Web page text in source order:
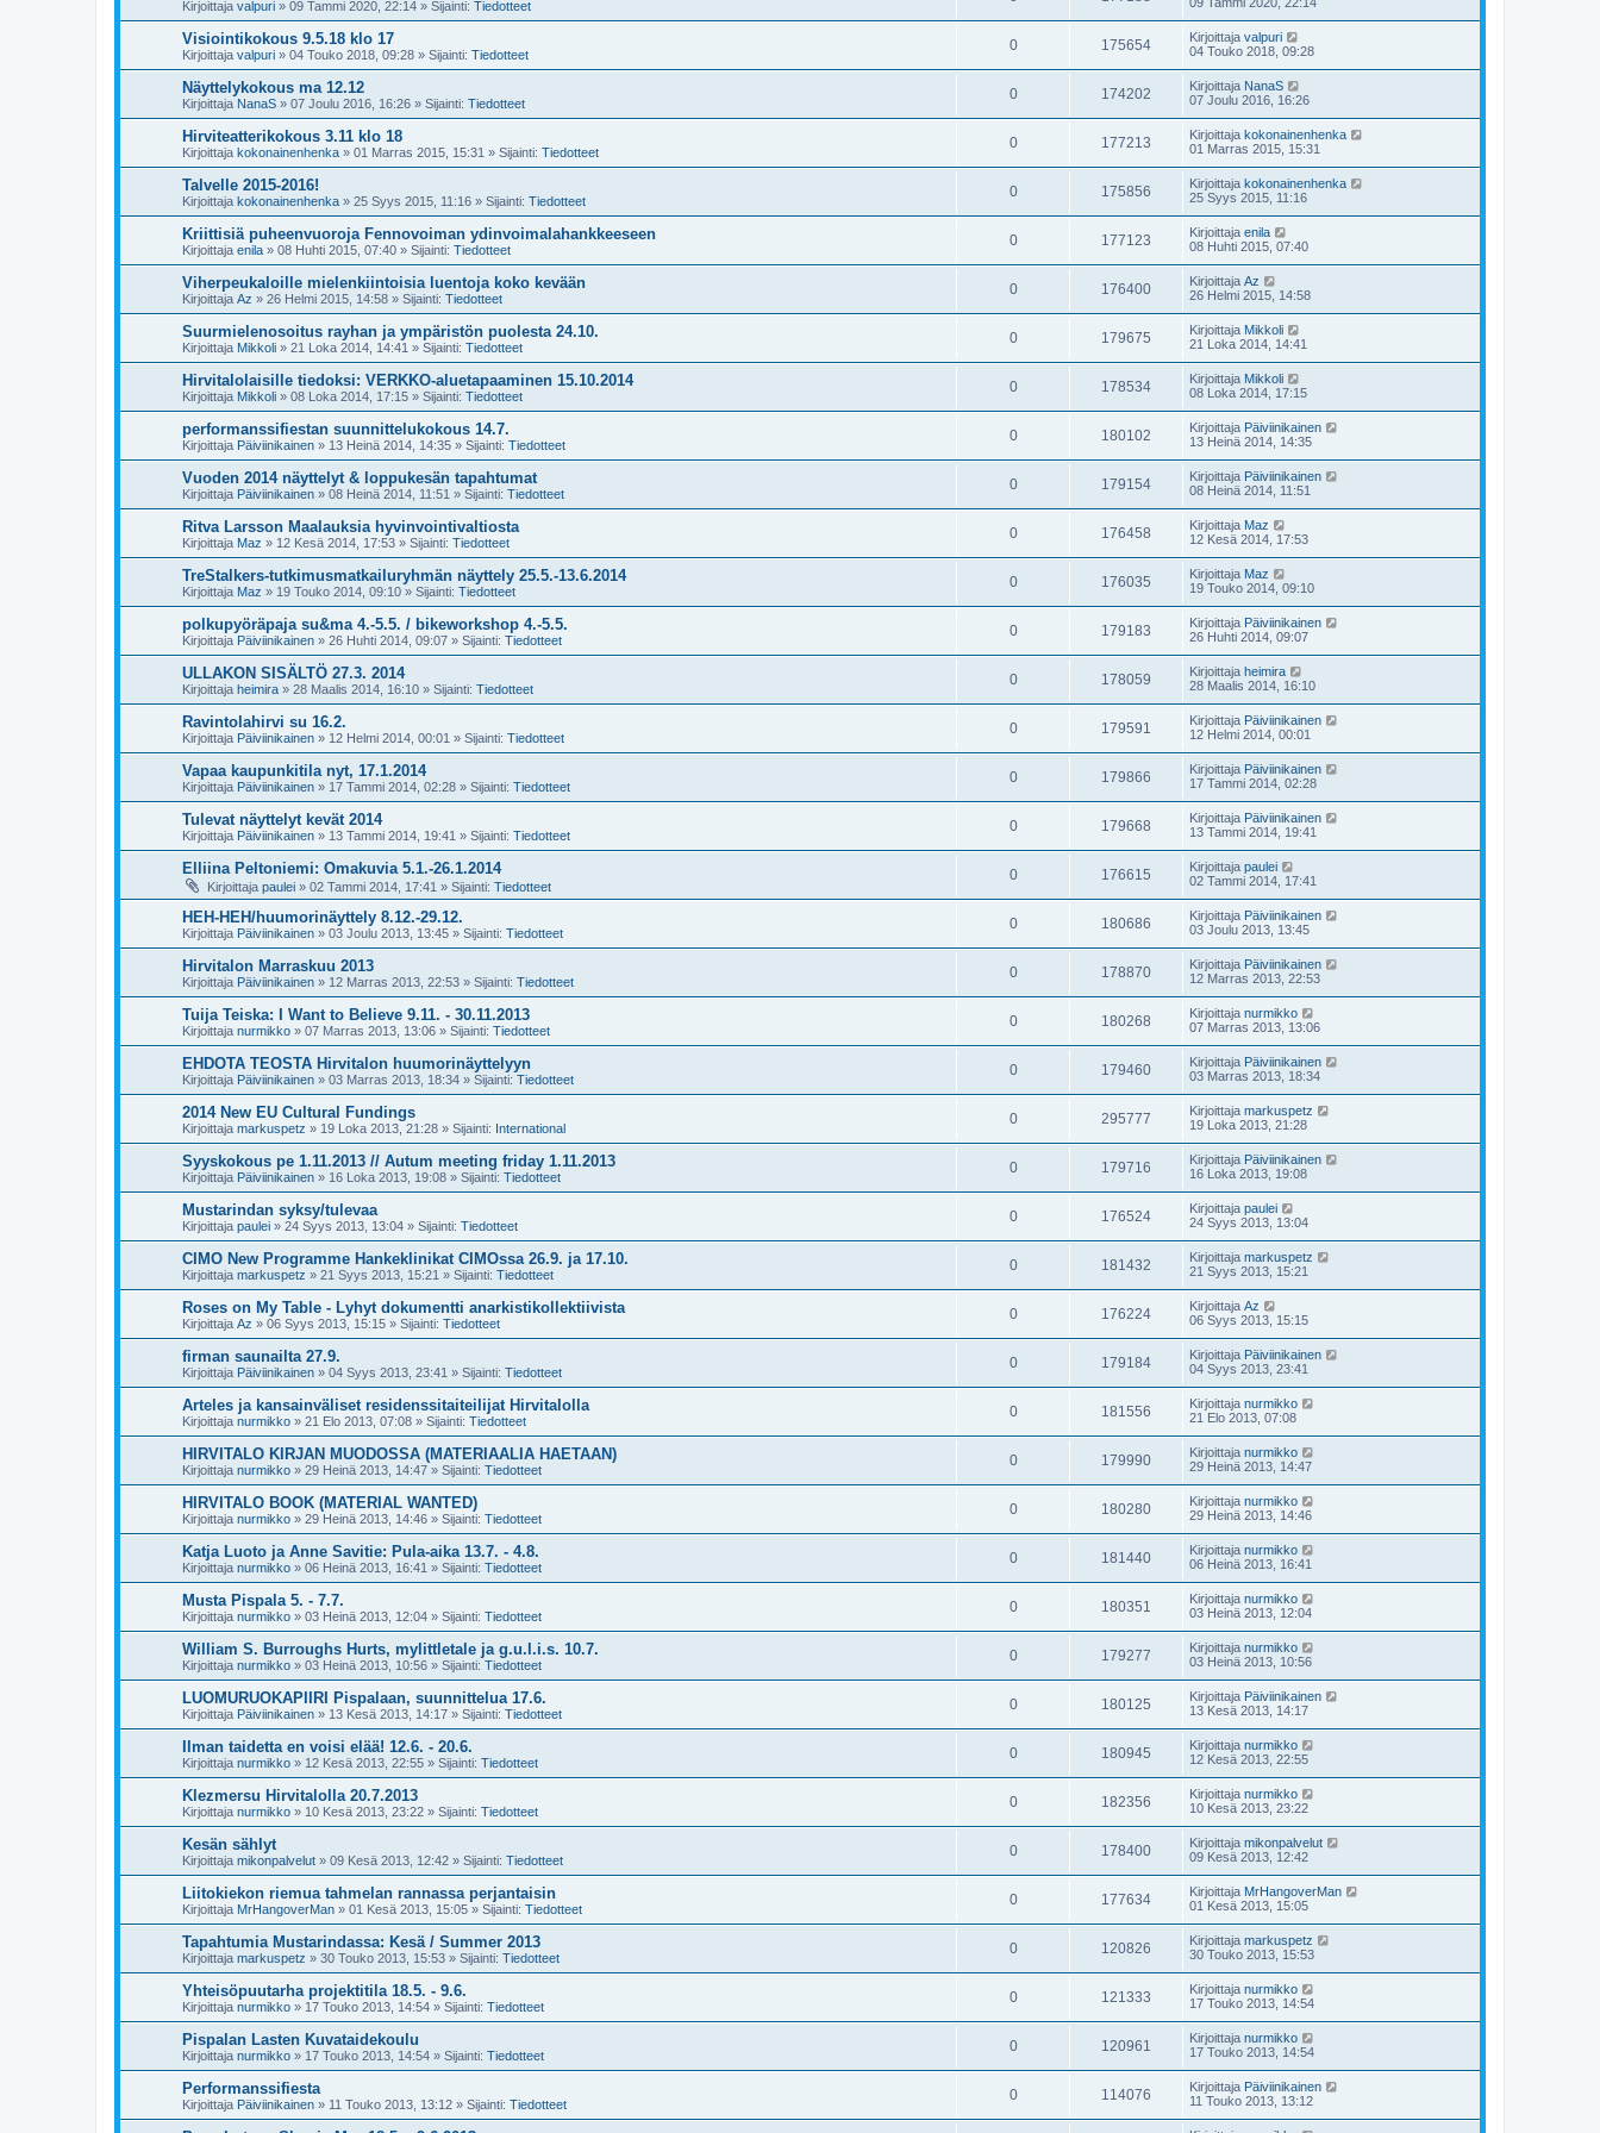
Kirjoittaja valpuri » 09 Tammi 2020, 22:14 » Sijainti: Tiedotteet
Visiointikokous 9.5.18 klo 17
Kirjoittaja valpuri » 04 Touko 2018, 09:28 » Sijainti: Tiedotteet
0 175654 Kirjoittaja valpuri
04 Touko 2018, 09:28
Näyttelykokous ma 12.12
Kirjoittaja NanaS » 07 Joulu 2016, 16:26 » Sijainti: Tiedotteet
0 174202 Kirjoittaja NanaS
07 Joulu 2016, 16:26
Hirviteatterikokous 3.11 klo 18
Kirjoittaja kokonainenhenka » 01 Marras 2015, 15:31 » Sijainti: Tiedotteet
0 177213 Kirjoittaja kokonainenhenka
01 Marras 2015, 15:31
Talvelle 2015-2016!
Kirjoittaja kokonainenhenka » 25 Syys 2015, 11:16 » Sijainti: Tiedotteet
0 175856 Kirjoittaja kokonainenhenka
25 Syys 2015, 11:16
Kriittisiä puheenvuoroja Fennovoiman ydinvoimalahankkeeseen
Kirjoittaja enila » 08 Huhti 2015, 07:40 » Sijainti: Tiedotteet
0 177123 Kirjoittaja enila
08 Huhti 2015, 07:40
Viherpeukaloille mielenkiintoisia luentoja koko kevään
Kirjoittaja Az » 26 Helmi 2015, 14:58 » Sijainti: Tiedotteet
0 176400 Kirjoittaja Az
26 Helmi 2015, 14:58
Suurmielenosoitus rayhan ja ympäristön puolesta 24.10.
Kirjoittaja Mikkoli » 21 Loka 2014, 14:41 » Sijainti: Tiedotteet
0 179675 Kirjoittaja Mikkoli
21 Loka 2014, 14:41
Hirvitalolaisille tiedoksi: VERKKO-aluetapaaminen 15.10.2014
Kirjoittaja Mikkoli » 08 Loka 2014, 17:15 » Sijainti: Tiedotteet
0 178534 Kirjoittaja Mikkoli
08 Loka 2014, 17:15
performanssifiestan suunnittelukokous 14.7.
Kirjoittaja Päiviinikainen » 13 Heinä 2014, 14:35 » Sijainti: Tiedotteet
0 180102 Kirjoittaja Päiviinikainen
13 Heinä 2014, 14:35
Vuoden 2014 näyttelyt & loppukesän tapahtumat
Kirjoittaja Päiviinikainen » 08 Heinä 2014, 11:51 » Sijainti: Tiedotteet
0 179154 Kirjoittaja Päiviinikainen
08 Heinä 2014, 11:51
Ritva Larsson Maalauksia hyvinvointivaltiosta
Kirjoittaja Maz » 12 Kesä 2014, 17:53 » Sijainti: Tiedotteet
0 176458 Kirjoittaja Maz
12 Kesä 2014, 17:53
TreStalkers-tutkimusmatkailuryhmän näyttely 25.5.-13.6.2014
Kirjoittaja Maz » 19 Touko 2014, 09:10 » Sijainti: Tiedotteet
0 176035 Kirjoittaja Maz
19 Touko 2014, 09:10
polkupyöräpaja su&ma 4.-5.5. / bikeworkshop 4.-5.5.
Kirjoittaja Päiviinikainen » 26 Huhti 2014, 09:07 » Sijainti: Tiedotteet
0 179183 Kirjoittaja Päiviinikainen
26 Huhti 2014, 09:07
ULLAKON SISÄLTÖ 27.3. 2014
Kirjoittaja heimira » 28 Maalis 2014, 16:10 » Sijainti: Tiedotteet
0 178059 Kirjoittaja heimira
28 Maalis 2014, 16:10
Ravintolahirvi su 16.2.
Kirjoittaja Päiviinikainen » 12 Helmi 2014, 00:01 » Sijainti: Tiedotteet
0 179591 Kirjoittaja Päiviinikainen
12 Helmi 2014, 00:01
Vapaa kaupunkitila nyt, 17.1.2014
Kirjoittaja Päiviinikainen » 17 Tammi 2014, 02:28 » Sijainti: Tiedotteet
0 179866 Kirjoittaja Päiviinikainen
17 Tammi 2014, 02:28
Tulevat näyttelyt kevät 2014
Kirjoittaja Päiviinikainen » 13 Tammi 2014, 19:41 » Sijainti: Tiedotteet
0 179668 Kirjoittaja Päiviinikainen
13 Tammi 2014, 19:41
Elliina Peltoniemi: Omakuvia 5.1.-26.1.2014
Kirjoittaja paulei » 02 Tammi 2014, 17:41 » Sijainti: Tiedotteet
0 176615 Kirjoittaja paulei
02 Tammi 2014, 17:41
HEH-HEH/huumorinäyttely 8.12.-29.12.
Kirjoittaja Päiviinikainen » 03 Joulu 2013, 13:45 » Sijainti: Tiedotteet
0 180686 Kirjoittaja Päiviinikainen
03 Joulu 2013, 13:45
Hirvitalon Marraskuu 2013
Kirjoittaja Päiviinikainen » 12 Marras 2013, 22:53 » Sijainti: Tiedotteet
0 178870 Kirjoittaja Päiviinikainen
12 Marras 2013, 22:53
Tuija Teiska: I Want to Believe 9.11. - 30.11.2013
Kirjoittaja nurmikko » 07 Marras 2013, 13:06 » Sijainti: Tiedotteet
0 180268 Kirjoittaja nurmikko
07 Marras 2013, 13:06
EHDOTA TEOSTA Hirvitalon huumorinäyttelyyn
Kirjoittaja Päiviinikainen » 03 Marras 2013, 18:34 » Sijainti: Tiedotteet
0 179460 Kirjoittaja Päiviinikainen
03 Marras 2013, 18:34
2014 New EU Cultural Fundings
Kirjoittaja markuspetz » 19 Loka 2013, 21:28 » Sijainti: International
0 295777 Kirjoittaja markuspetz
19 Loka 2013, 21:28
Syyskokous pe 1.11.2013 // Autum meeting friday 1.11.2013
Kirjoittaja Päiviinikainen » 16 Loka 2013, 19:08 » Sijainti: Tiedotteet
0 179716 Kirjoittaja Päiviinikainen
16 Loka 2013, 19:08
Mustarindan syksy/tulevaa
Kirjoittaja paulei » 24 Syys 2013, 13:04 » Sijainti: Tiedotteet
0 176524 Kirjoittaja paulei
24 Syys 2013, 13:04
CIMO New Programme Hankeklinikat CIMOssa 26.9. ja 17.10.
Kirjoittaja markuspetz » 21 Syys 2013, 15:21 » Sijainti: Tiedotteet
0 181432 Kirjoittaja markuspetz
21 Syys 2013, 15:21
Roses on My Table - Lyhyt dokumentti anarkistikollektiivista
Kirjoittaja Az » 06 Syys 2013, 15:15 » Sijainti: Tiedotteet
0 176224 Kirjoittaja Az
06 Syys 2013, 15:15
firman saunailta 27.9.
Kirjoittaja Päiviinikainen » 04 Syys 2013, 23:41 » Sijainti: Tiedotteet
0 179184 Kirjoittaja Päiviinikainen
04 Syys 2013, 23:41
Arteles ja kansainväliset residenssitaiteilijat Hirvitalolla
Kirjoittaja nurmikko » 21 Elo 2013, 07:08 » Sijainti: Tiedotteet
0 181556 Kirjoittaja nurmikko
21 Elo 2013, 07:08
HIRVITALO KIRJAN MUODOSSA (MATERIAALIA HAETAAN)
Kirjoittaja nurmikko » 29 Heinä 2013, 14:47 » Sijainti: Tiedotteet
0 179990 Kirjoittaja nurmikko
29 Heinä 2013, 14:47
HIRVITALO BOOK (MATERIAL WANTED)
Kirjoittaja nurmikko » 29 Heinä 2013, 14:46 » Sijainti: Tiedotteet
0 180280 Kirjoittaja nurmikko
29 Heinä 2013, 14:46
Katja Luoto ja Anne Savitie: Pula-aika 13.7. - 4.8.
Kirjoittaja nurmikko » 06 Heinä 2013, 16:41 » Sijainti: Tiedotteet
0 181440 Kirjoittaja nurmikko
06 Heinä 2013, 16:41
Musta Pispala 5. - 7.7.
Kirjoittaja nurmikko » 03 Heinä 2013, 12:04 » Sijainti: Tiedotteet
0 180351 Kirjoittaja nurmikko
03 Heinä 2013, 12:04
William S. Burroughs Hurts, mylittletale ja g.u.l.i.s. 10.7.
Kirjoittaja nurmikko » 03 Heinä 2013, 10:56 » Sijainti: Tiedotteet
0 179277 Kirjoittaja nurmikko
03 Heinä 2013, 10:56
LUOMURUOKAPIIRI Pispalaan, suunnittelua 17.6.
Kirjoittaja Päiviinikainen » 13 Kesä 2013, 14:17 » Sijainti: Tiedotteet
0 180125 Kirjoittaja Päiviinikainen
13 Kesä 2013, 14:17
Ilman taidetta en voisi elää! 12.6. - 20.6.
Kirjoittaja nurmikko » 12 Kesä 2013, 22:55 » Sijainti: Tiedotteet
0 180945 Kirjoittaja nurmikko
12 Kesä 2013, 22:55
Klezmersu Hirvitalolla 20.7.2013
Kirjoittaja nurmikko » 10 Kesä 2013, 23:22 » Sijainti: Tiedotteet
0 182356 Kirjoittaja nurmikko
10 Kesä 2013, 23:22
Kesän sählyt
Kirjoittaja mikonpalvelut » 09 Kesä 2013, 12:42 » Sijainti: Tiedotteet
0 178400 Kirjoittaja mikonpalvelut
09 Kesä 2013, 12:42
Liitokiekon riemua tahmelan rannassa perjantaisin
Kirjoittaja MrHangoverMan » 01 Kesä 2013, 15:05 » Sijainti: Tiedotteet
0 177634 Kirjoittaja MrHangoverMan
01 Kesä 2013, 15:05
Tapahtumia Mustarindassa: Kesä / Summer 2013
Kirjoittaja markuspetz » 30 Touko 2013, 15:53 » Sijainti: Tiedotteet
0 120826 Kirjoittaja markuspetz
30 Touko 2013, 15:53
Yhteisöpuutarha projektitila 18.5. - 9.6.
Kirjoittaja nurmikko » 17 Touko 2013, 14:54 » Sijainti: Tiedotteet
0 121333 Kirjoittaja nurmikko
17 Touko 2013, 14:54
Pispalan Lasten Kuvataidekoulu
Kirjoittaja nurmikko » 17 Touko 2013, 14:54 » Sijainti: Tiedotteet
0 120961 Kirjoittaja nurmikko
17 Touko 2013, 14:54
Performanssifiesta
Kirjoittaja Päiviinikainen » 11 Touko 2013, 13:12 » Sijainti: Tiedotteet
0 114076 Kirjoittaja Päiviinikainen
11 Touko 2013, 13:12